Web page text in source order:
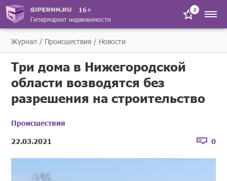
16+
Гипермаркет недвижимости
0
Журнал Происшествия Новости
Три дома в Нижегородской
области возводятся без
разрешения на строительство
Происшествия
22.03.2021
0